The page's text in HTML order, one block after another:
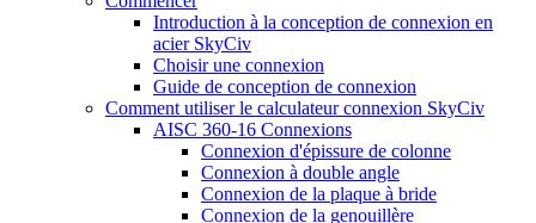
Introduction à la conception de connexion en
acier SkyCiv
Choisir une connexion
Guide de conception de connexion
Comment utiliser le calculateur connexion SkyCiv
AISC 360-16 Connexions
Connexion d'épissure de colonne
Connexion à double angle
Connexion de la plaque à bride
Connexion de la genouillère